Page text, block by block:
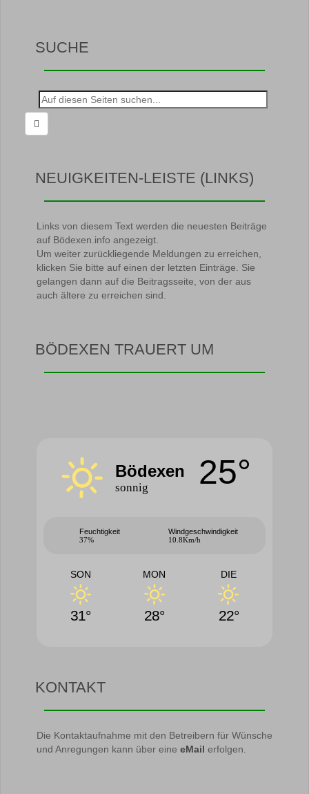
SUCHE
Suche
nach:
NEUIGKEITEN-LEISTE (LINKS)
Links von diesem Text werden die neuesten Beiträge
auf Bödexen.info angezeigt.
Um weiter zurückliegende Meldungen zu erreichen,
klicken Sie bitte auf einen der letzten Einträge. Sie
gelangen dann auf die Beitragsseite, von der aus
auch ältere zu erreichen sind.
BÖDEXEN TRAUERT UM
Bödexen
sonnig 25°
Feuchtigkeit
37%
Windgeschwindigkeit
10.8Km/h
SON
31°
MON
28°
DIE
22°
KONTAKT
Die Kontaktaufnahme mit den Betreibern für Wünsche
und Anregungen kann über eine eMail erfolgen.